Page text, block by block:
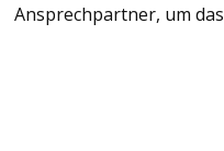
Ansprechpartner, um